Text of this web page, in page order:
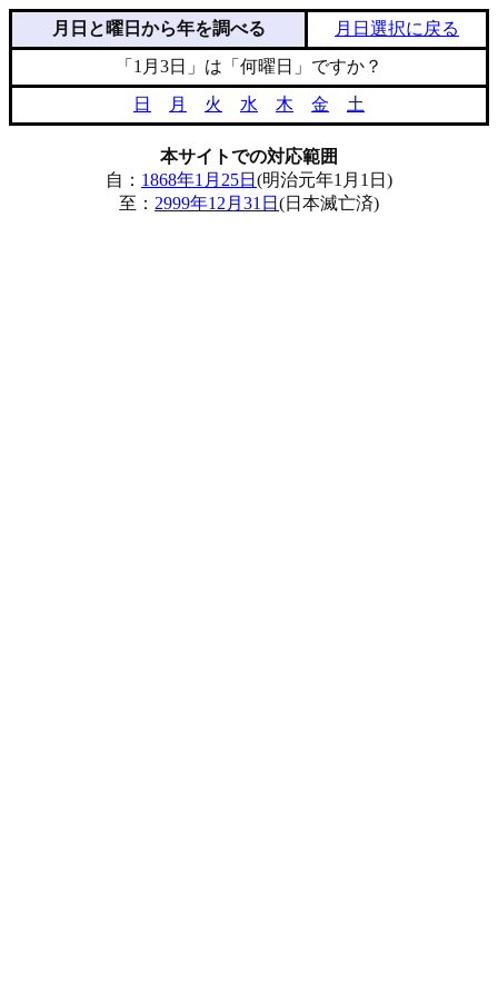
月日と曜日から年を調べる
月日選択に戻る
「1月3日」は「何曜日」ですか？
日
月 火 水 木 金 土
本サイトでの対応範囲
自： 1868年1月25日 (明治元年1月1日)
至： 2999年12月31日 (日本滅亡済)